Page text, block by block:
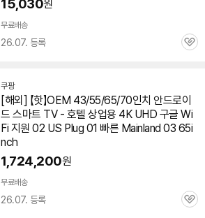
15,030원
무료배송
26.07. 등록
관
쿠팡
[해외] 【핫】OEM 43/55/65/70인치 안드로이
드 스마트 TV- 호텔 상업용 4K UHD 구글 Wi
Fi 지원 02 US Plug 01 빠른 Mainland 03 65i
nch
1,724,200원
무료배송
26.07. 등록
관